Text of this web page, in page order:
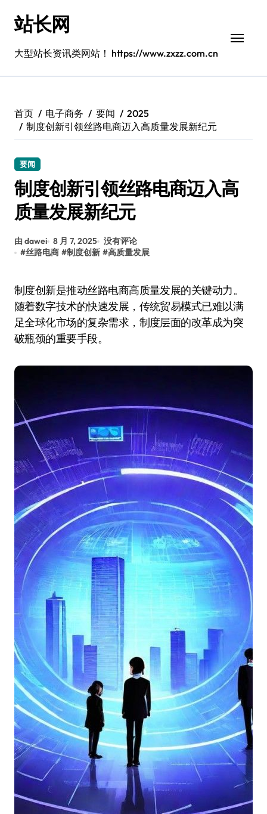
站长网
大型站长资讯类网站！ https://www.zxzz.com.cn
首页 电子商务 要闻
2025
制度创新引领丝路电商迈入高质量发展新纪元
要闻
制度创新引领丝路电商迈入高
质量发展新纪元
由 dawei 8 月 7, 2025 没有评论
#丝路电商 #制度创新 #高质量发展
制度创新是推动丝路电商高质量发展的关键动力。
随着数字技术的快速发展，传统贸易模式已难以满
足全球化市场的复杂需求，制度层面的改革成为突
破瓶颈的重要手段。